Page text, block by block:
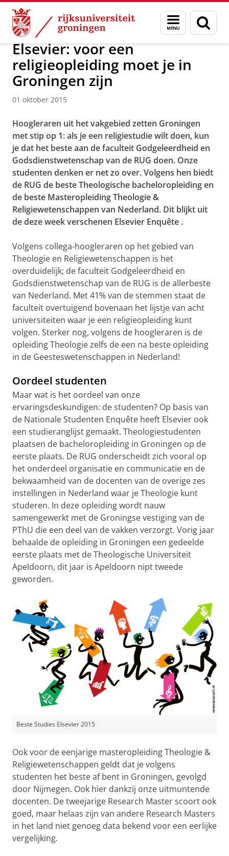
Skip
Content
Skip
Navigation
Menu
en
zoeken
Over ons Actueel Nieuws Nieuwsberichten
Elsevier: voor een
religieopleiding moet je in
Groningen zijn
01 oktober 2015
Hoogleraren uit het vakgebied zetten Groningen
met stip op 1: als je een religiestudie wilt doen, kun
je dat het beste aan de faculteit Godgeleerdheid en
Godsdienstwetenschap van de RUG doen. Onze
studenten denken er net zo over. Volgens hen biedt
de RUG de beste Theologische bacheloropleiding en
de beste Masteropleiding Theologie &
Religiewetenschappen van Nederland. Dit blijkt uit
de deze week verschenen Elsevier Enquête .
Volgens collega-hoogleraren op het gebied van
Theologie en Religiewetenschappen is het
overduidelijk; de faculteit Godgeleerdheid en
Godsdienstwetenschap van de RUG is de allerbeste
van Nederland. Met 41% van de stemmen staat de
faculteit overtuigend bovenaan het lijstje van acht
universiteiten waar je een religieopleiding kunt
volgen. Sterker nog, volgens de hoogleraren is de
opleiding Theologie zelfs de een na beste opleiding
in de Geesteswetenschappen in Nederland!
Oordeel studenten
Maar wat is het oordeel van onze
ervaringsdeskundigen: de studenten? Op basis van
de Nationale Studenten Enquête heeft Elsevier ook
een studieranglijst gemaakt. Theologiestudenten
plaatsen de bacheloropleiding in Groningen op de
eerste plaats. De RUG onderscheidt zich vooral op
het onderdeel organisatie en communicatie en de
bekwaamheid van de docenten van de overige zes
instellingen in Nederland waar je Theologie kunt
studeren. In deze opleiding wordt nauw
samengewerkt met de Groningse vestiging van de
PThU die een deel van de vakken verzorgt. Vorig jaar
behaalde de opleiding in Groningen een gedeelde
eerste plaats met de Theologische Universiteit
Apeldoorn, dit jaar is Apeldoorn nipt tweede
geworden.
Beste Studies Elsevier 2015
Ook voor de eenjarige masteropleiding Theologie &
Religiewetenschappen geldt dat je volgens
studenten het beste af bent in Groningen, gevolgd
door Nijmegen. Ook hier dankzij onze uitmuntende
docenten. De tweejarige Research Master scoort ook
goed, maar helaas zijn van andere Research Masters
in het land niet genoeg data bekend voor een eerlijke
vergelijking.